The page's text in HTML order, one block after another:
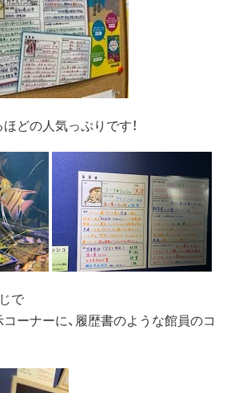
どの人気っぷりです！
で
ーナーに、履歴書のような館員のコ